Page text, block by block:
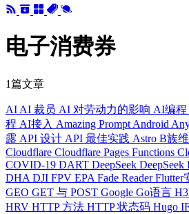
电子消费券
1篇文章
AI AI 裁员 AI 对劳动力的影响 AI编程
程 AI接入 Amazing Prompt Android
露 API 设计 API 最佳实践 Astro B族
Cloudflare Cloudflare Pages Functions
COVID-19 DART DeepSeek DeepSeek
DHA DJI FPV EPA Fade ReaderFlutter
GEO GET 与 POST Google Go语言
HRV HTTP 方法 HTTP 状态码 Hugo